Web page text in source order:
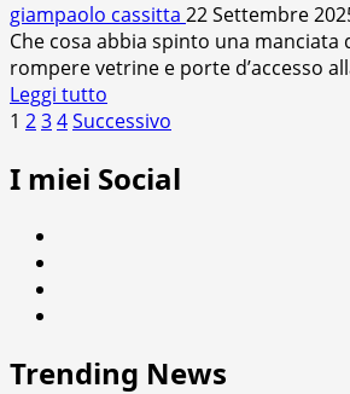
parlamentare
giampaolo cassitta 22 Settembre
Che cosa abbia spinto una manciata
rompere vetrine e porte d’accesso
Leggi tutto
di
su
Paginazione
degli
1 234Successivo
I miei Social
Trending News